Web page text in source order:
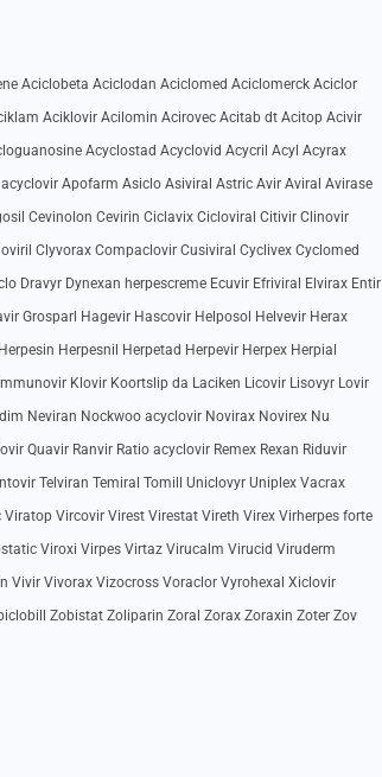
Aciclobeta Aciclodan Aciclomed Aciclomerck Aciclor
Aciklovir Acilomin Acirovec Acitab dt Acitop Acivir
Acyclostad Acyclovid Acycril Acyl Acyrax
Apofarm Asiclo Asiviral Astric Avir Aviral Avirase
Cevinolon Cevirin Ciclavix Cicloviral Citivir Clinovir
Clyvorax Compaclovir Cusiviral Cyclivex Cyclomed
Dravyr Dynexan herpescreme Ecuvir Efriviral Elvirax Entir
Grosparl Hagevir Hascovir Helposol Helvevir Herax
Herpesnil Herpetad Herpevir Herpex Herpial
Klovir Koortslip da Laciken Licovir Lisovyr Lovir
Neviran Nockwoo acyclovir Novirax Novirex Nu
Quavir Ranvir Ratio acyclovir Remex Rexan Riduvir
Telviran Temiral Tomill Uniclovyr Uniplex Vacrax
Vircovir Virest Virestat Vireth Virex Virherpes forte
Viroxi Virpes Virtaz Virucalm Virucid Viruderm
Vivir Vivorax Vizocross Voraclor Vyrohexal Xiclovir
Zobistat Zoliparin Zoral Zorax Zoraxin Zoter Zov